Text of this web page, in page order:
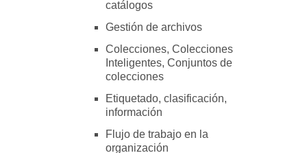
catálogos
Gestión de archivos
Colecciones, Colecciones
Inteligentes, Conjuntos de
colecciones
Etiquetado, clasificación,
información
Flujo de trabajo en la
organización